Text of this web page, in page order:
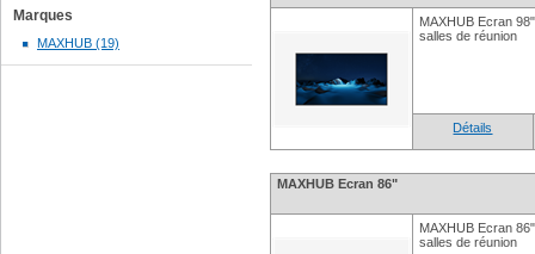
Marques
MAXHUB (19)
MAXHUB Ecran
salles de réunion
Détails
MAXHUB Ecran 86"
MAXHUB Ecran
salles de réunion